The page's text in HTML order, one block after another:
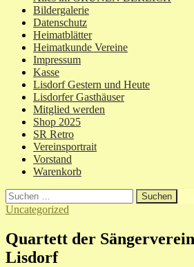
Bildergalerie
Datenschutz
Heimatblätter
Heimatkunde Vereine
Impressum
Kasse
Lisdorf Gestern und Heute
Lisdorfer Gasthäuser
Mitglied werden
Shop 2025
SR Retro
Vereinsportrait
Vorstand
Warenkorb
Suchen
nach:
Uncategorized
Quartett der
Lisdorf